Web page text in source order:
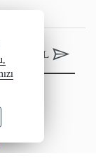
OL